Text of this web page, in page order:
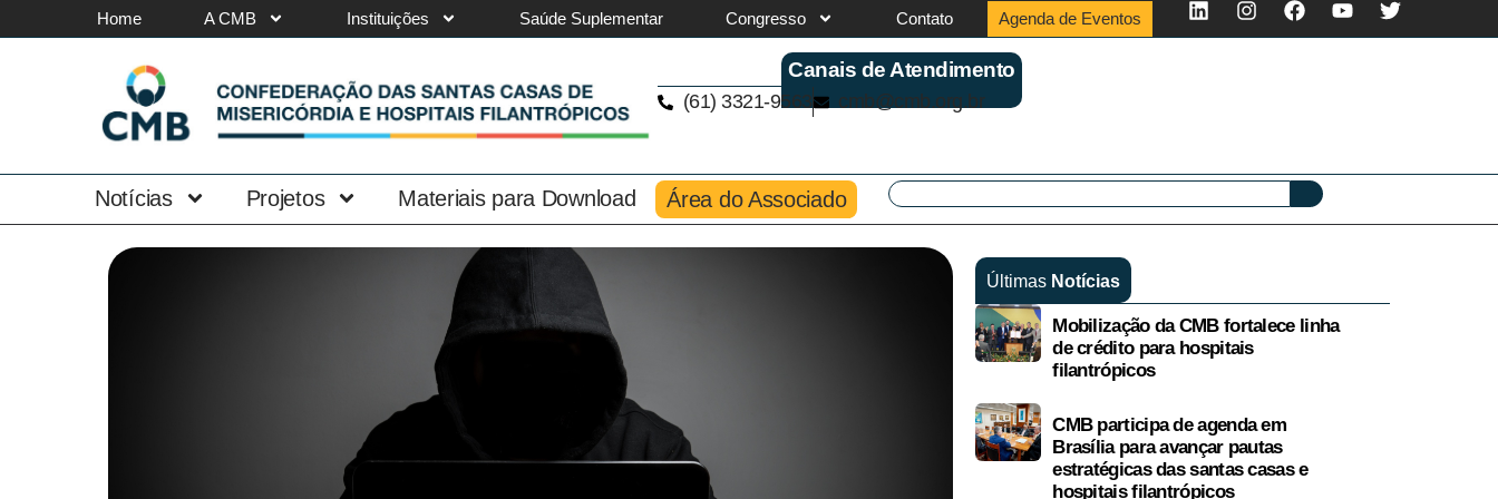
Home A CMB Instituições Saúde Suplementar Congresso Contato Agenda de Eventos
Canais de Atendimento
(61) 3321-9563 cmb@cmb.org.br
Notícias Projetos Materiais para Download Área do Associado
Últimas Notícias
Mobilização da CMB fortalece linha
de crédito para hospitais
filantrópicos
CMB participa de agenda em
Brasília para avançar pautas
estratégicas das santas casas e
hospitais filantrópicos